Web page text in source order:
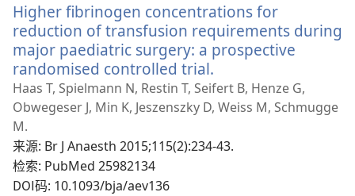
Higher fibrinogen concentrations for
reduction of transfusion requirements during
major paediatric surgery: a prospective
randomised controlled trial.
开
新
口）
Haas T, Spielmann N, Restin T, Seifert B, Henze G,
Obwegeser J, Min K, Jeszenszky D, Weiss M, Schmugge
M.
来源‎: Br J Anaesth 2015;115(2):234-43.
检索‎: PubMed 25982134
DOI码‎: 10.1093/bja/aev136